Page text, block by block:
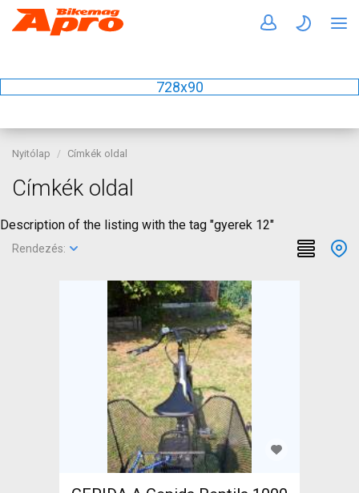
728x90
Nyitólap Címkék oldal
Címkék oldal
Description of the listing with the tag "gyerek 12"
Rendezés: